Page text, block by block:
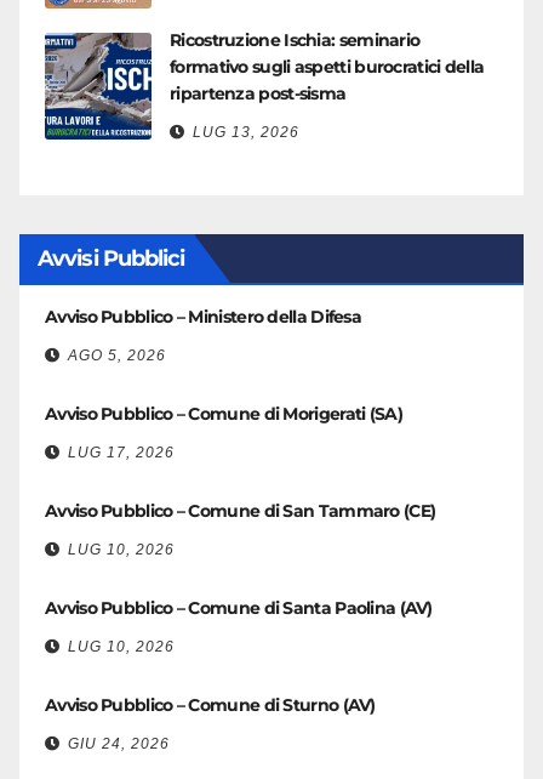
Ricostruzione Ischia: seminario
formativo sugli aspetti burocratici della
ripartenza post-sisma
LUG 13, 2026
Avvisi Pubblici
Avviso Pubblico – Ministero della Difesa
AGO 5, 2026
Avviso Pubblico – Comune di Morigerati (SA)
LUG 17, 2026
Avviso Pubblico – Comune di San Tammaro (CE)
LUG 10, 2026
Avviso Pubblico – Comune di Santa Paolina (AV)
LUG 10, 2026
Avviso Pubblico – Comune di Sturno (AV)
GIU 24, 2026